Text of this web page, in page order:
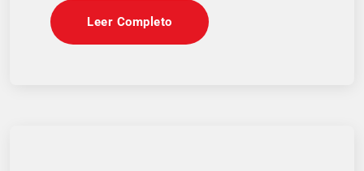
Leer Completo